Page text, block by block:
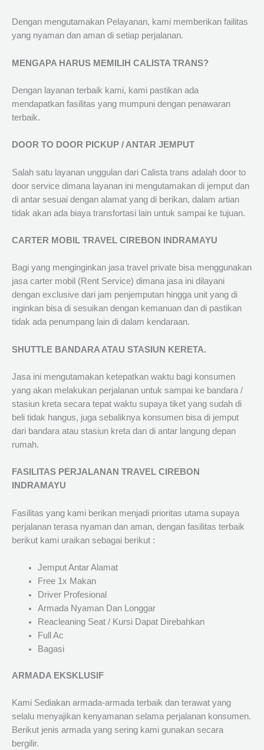
Dengan mengutamakan Pelayanan, kami memberikan failitas
yang nyaman dan aman di setiap perjalanan.
MENGAPA HARUS MEMILIH CALISTA TRANS?
Dengan layanan terbaik kami, kami pastikan ada
mendapatkan fasilitas yang mumpuni dengan penawaran
terbaik.
DOOR TO DOOR PICKUP / ANTAR JEMPUT
Salah satu layanan unggulan dari Calista trans adalah door to
door service dimana layanan ini mengutamakan di jemput dan
di antar sesuai dengan alamat yang di berikan, dalam artian
tidak akan ada biaya transfortasi lain untuk sampai ke tujuan.
CARTER MOBIL TRAVEL CIREBON INDRAMAYU
Bagi yang menginginkan jasa travel private bisa menggunakan
jasa carter mobil (Rent Service) dimana jasa ini dilayani
dengan exclusive dari jam penjemputan hingga unit yang di
inginkan bisa di sesuikan dengan kemanuan dan di pastikan
tidak ada penumpang lain di dalam kendaraan.
SHUTTLE BANDARA ATAU STASIUN KERETA.
Jasa ini mengutamakan ketepatkan waktu bagi konsumen
yang akan melakukan perjalanan untuk sampai ke bandara /
stasiun kreta secara tepat waktu supaya tiket yang sudah di
beli tidak hangus, juga sebaliknya konsumen bisa di jemput
dari bandara atau stasiun kreta dan di antar langung depan
rumah.
FASILITAS PERJALANAN TRAVEL CIREBON
INDRAMAYU
Fasilitas yang kami berikan menjadi prioritas utama supaya
perjalanan terasa nyaman dan aman, dengan fasilitas terbaik
berikut kami uraikan sebagai berikut :
Jemput Antar Alamat
Free 1x Makan
Driver Profesional
Armada Nyaman Dan Longgar
Reacleaning Seat / Kursi Dapat Direbahkan
Full Ac
Bagasi
ARMADA EKSKLUSIF
Kami Sediakan armada-armada terbaik dan terawat yang
selalu menyajikan kenyamanan selama perjalanan konsumen.
Berikut jenis armada yang sering kami gunakan secara
bergilir.